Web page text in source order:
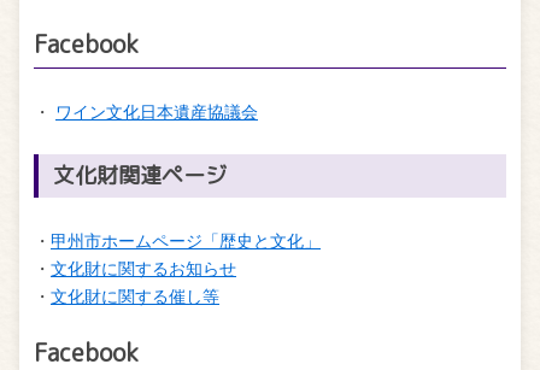
Facebook
・ ワイン文化日本遺産協議会
文化財関連ページ
・ 甲州市ホームページ「歴史と文化」
・ 文化財に関するお知らせ
・ 文化財に関する催し等
Facebook